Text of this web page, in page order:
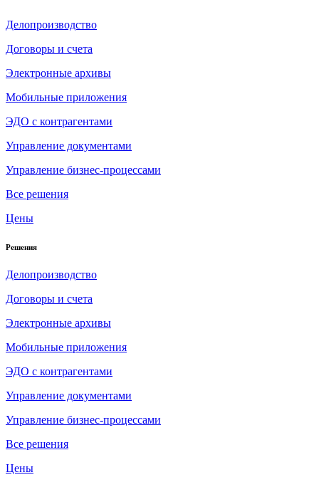
Делопроизводство
Договоры и счета
Электронные архивы
Мобильные приложения
ЭДО с контрагентами
Управление документами
Управление бизнес-процессами
Все решения
Цены
Решения
Делопроизводство
Договоры и счета
Электронные архивы
Мобильные приложения
ЭДО с контрагентами
Управление документами
Управление бизнес-процессами
Все решения
Цены